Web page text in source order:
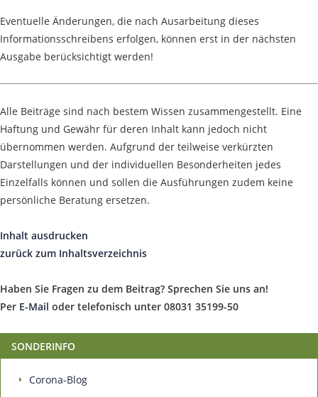
Eventuelle Änderungen, die nach Ausarbeitung dieses
Informationsschreibens erfolgen, können erst in der nächsten
Ausgabe berücksichtigt werden!
Alle Beiträge sind nach bestem Wissen zusammengestellt. Eine
Haftung und Gewähr für deren Inhalt kann jedoch nicht
übernommen werden. Aufgrund der teilweise verkürzten
Darstellungen und der individuellen Besonderheiten jedes
Einzelfalls können und sollen die Ausführungen zudem keine
persönliche Beratung ersetzen.
Inhalt ausdrucken
zurück zum Inhaltsverzeichnis
Haben Sie Fragen zu dem Beitrag? Sprechen Sie uns an!
Per E-Mail oder telefonisch unter 08031 35199-50
SONDERINFO
Corona-Blog